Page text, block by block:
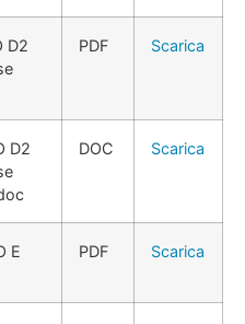
D2
PDF Scarica
D2
DOC Scarica
E
PDF Scarica